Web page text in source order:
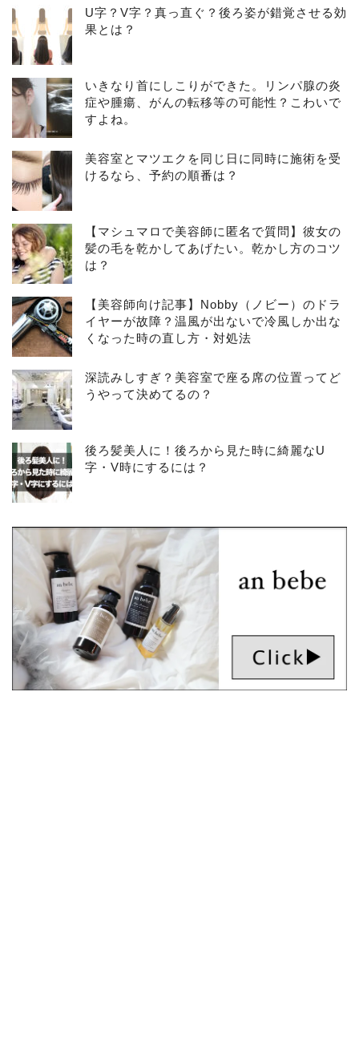
U字？V字？真っ直ぐ？後ろ姿が錯覚させる効
果とは？
いきなり首にしこりができた。リンパ腺の炎
症や腫瘍、がんの転移等の可能性？こわいで
すよね。
美容室とマツエクを同じ日に同時に施術を受
けるなら、予約の順番は？
【マシュマロで美容師に匿名で質問】彼女の
髪の毛を乾かしてあげたい。乾かし方のコツ
は？
【美容師向け記事】Nobby（ノビー）のドラ
イヤーが故障？温風が出ないで冷風しか出な
くなった時の直し方・対処法
深読みしすぎ？美容室で座る席の位置ってど
うやって決めてるの？
後ろ髪美人に！後ろから見た時に綺麗なU
字・V時にするには？